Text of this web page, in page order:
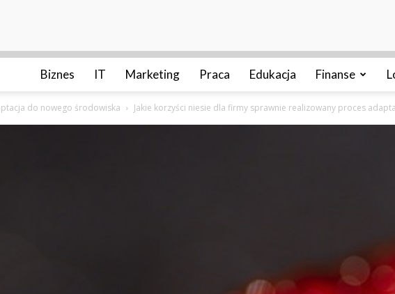
Biznes IT Marketing Praca Edukacja Finanse
do nowego środowiska Jakie korzyści niesie dla firmy sprawnie realizowany proces